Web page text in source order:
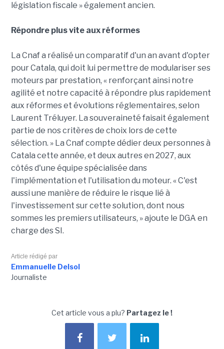
législation fiscale » également ancien.
Répondre plus vite aux réformes
La Cnaf a réalisé un comparatif d'un an avant d'opter
pour Catala, qui doit lui permettre de modulariser ses
moteurs par prestation, « renforçant ainsi notre
agilité et notre capacité à répondre plus rapidement
aux réformes et évolutions réglementaires, selon
Laurent Tréluyer. La souveraineté faisait également
partie de nos critères de choix lors de cette
sélection. » La Cnaf compte dédier deux personnes à
Catala cette année, et deux autres en 2027, aux
côtés d'une équipe spécialisée dans
l'implémentation et l'utilisation du moteur. « C'est
aussi une manière de réduire le risque lié à
l'investissement sur cette solution, dont nous
sommes les premiers utilisateurs, » ajoute le DGA en
charge des SI.
Article rédigé par
Emmanuelle Delsol
Journaliste
Cet article vous a plu? Partagez le !